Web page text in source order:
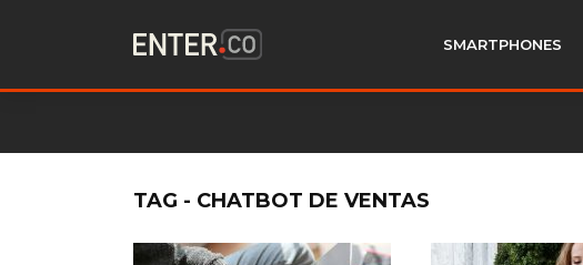
SMARTPHONES
TAG - CHATBOT DE VENTAS